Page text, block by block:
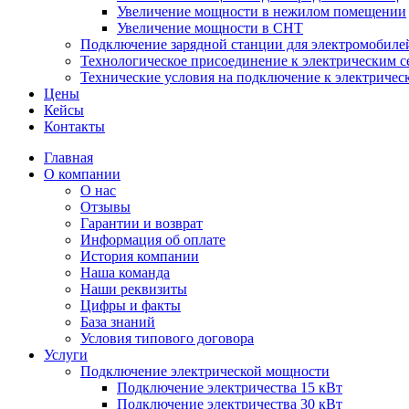
Увеличение мощности в нежилом помещении
Увеличение мощности в СНТ
Подключение зарядной станции для
Технологическое присоединение к электрическим
Технические условия на подключение к
Цены
Кейсы
Контакты
Главная
О компании
О нас
Отзывы
Гарантии и возврат
Информация об оплате
История компании
Наша команда
Наши реквизиты
Цифры и факты
База знаний
Условия типового договора
Услуги
Подключение электрической мощности
Подключение электричества 15 кВт
Подключение электричества 30 кВт